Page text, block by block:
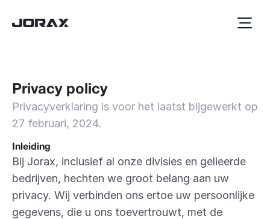
Privacy policy
Privacyverklaring is voor het laatst bijgewerkt op
27 februari, 2024.
Inleiding
Bij Jorax, inclusief al onze divisies en gelieerde
bedrijven, hechten we groot belang aan uw
privacy. Wij verbinden ons ertoe uw persoonlijke
gegevens, die u ons toevertrouwt, met de